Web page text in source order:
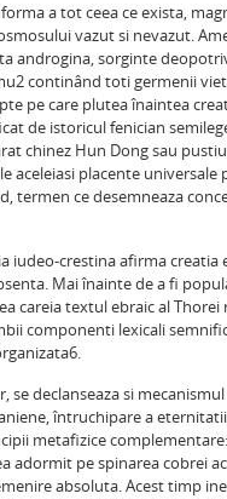
a tot ceea ce exista,
vazut si nevazut.
androgina, sorginte
continând toti germenii
pe care plutea înaintea
de istoricul fenician
chinez Hun Dong sau
placente universale
termen ce desemneaza
crestina afirma creatia
Mai înainte de a fi
careia textul ebraic al
componenti lexicali
declanseaza si
întruchipare a
metafizice
adormit pe spinarea cobrei
absoluta. Acest timp